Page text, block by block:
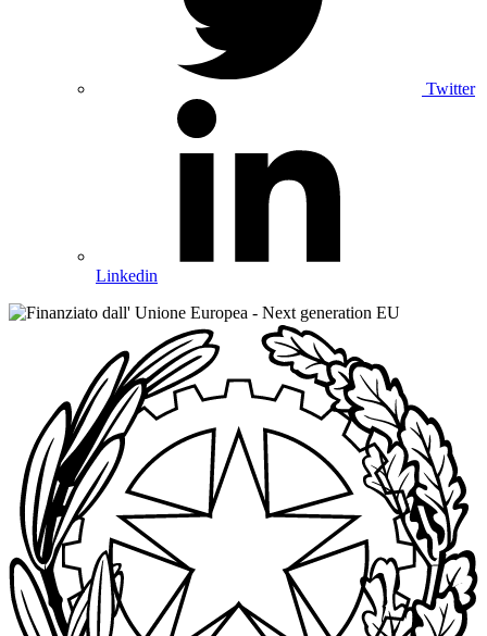
Twitter
Linkedin